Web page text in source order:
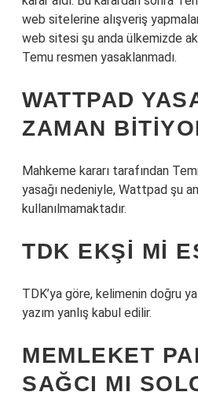
web sitelerine alışveriş
web sitesi şu anda ülkemizde
Temu resmen yasaklanmadı.
WATTPAD
ZAMAN
Mahkeme kararı tarafından
yasağı nedeniyle, Wattpad şu
kullanılmamaktadır.
TDK EKŞI MI
TDK’ya göre, kelimenin doğru
yazım yanlış kabul edilir.
MEMLEKET
SAĞCI MI